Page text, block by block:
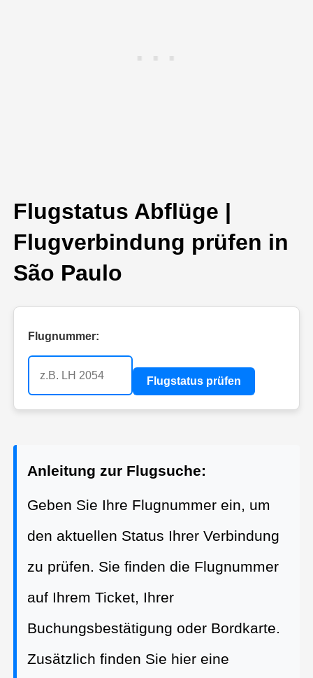
Flugstatus Abflüge |
Flugverbindung prüfen in
São Paulo
Flugnummer:
Flugstatus prüfen
Anleitung zur Flugsuche:
Geben Sie Ihre Flugnummer ein, um
den aktuellen Status Ihrer Verbindung
zu prüfen. Sie finden die Flugnummer
auf Ihrem Ticket, Ihrer
Buchungsbestätigung oder Bordkarte.
Zusätzlich finden Sie hier eine